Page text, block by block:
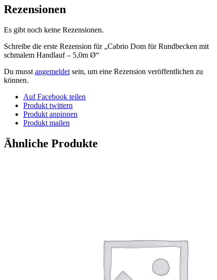
Rezensionen
Es gibt noch keine Rezensionen.
Schreibe die erste Rezension für „Cabrio Dom für Rundbecken mit
schmalem Handlauf – 5,0m Ø“
Du musst angemeldet sein, um eine Rezension veröffentlichen zu
können.
Auf Facebook teilen
Produkt twittern
Produkt anpinnen
Produkt mailen
Ähnliche Produkte